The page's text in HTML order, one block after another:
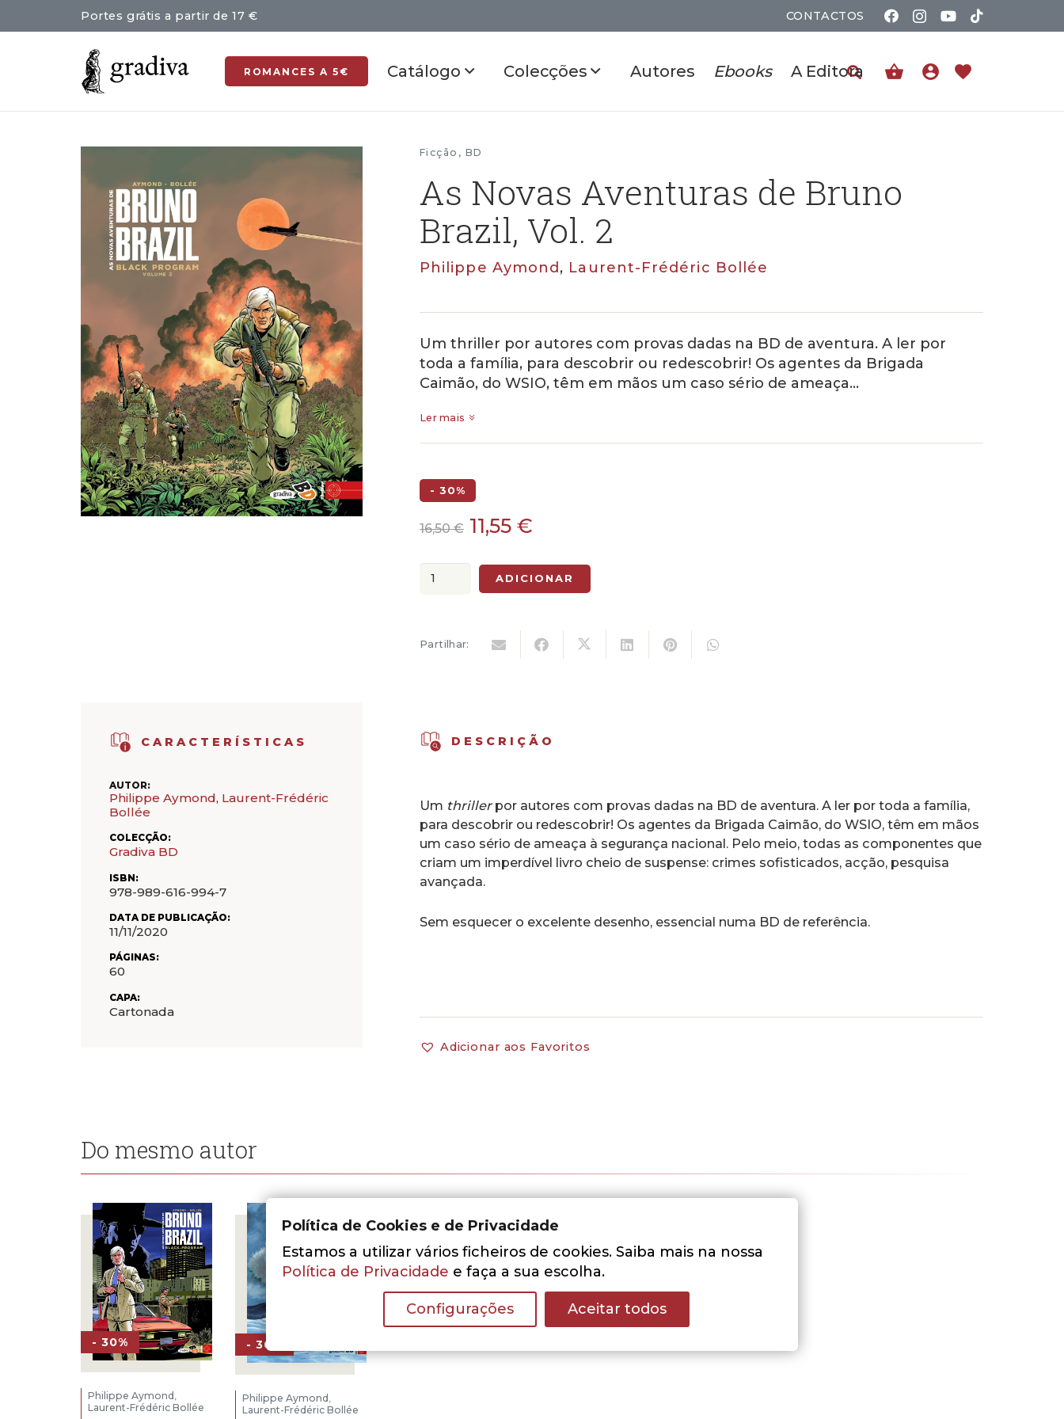
Portes grátis a partir de 17 € CONTACTOS
ROMANCES A 5€ Catálogo Colecções Autores Ebooks A Editora shopping_basket account_circle favorite
Ficção , BD
As Novas Aventuras de Bruno
Brazil, Vol. 2
Philippe Aymond, Laurent-Frédéric Bollée
Um thriller por autores com provas dadas na BD de aventura. A ler por
toda a família, para descobrir ou redescobrir! Os agentes da Brigada
Caimão, do WSIO, têm em mãos um caso sério de ameaça…
Ler mais
- 30%
16,50€ O
original
era:
11,55 €
atual
é:
Quantidade
Aventuras
Vol.
2
ADICIONAR
Partilhar:
CARACTERÍSTICAS
AUTOR:
Philippe Aymond, Laurent-Frédéric
Bollée
COLECÇÃO:
Gradiva BD
ISBN:
978-989-616-994-7
DATA DE PUBLICAÇÃO:
11/11/2020
PÁGINAS:
60
CAPA:
Cartonada
DESCRIÇÃO
Um thrillerpor autores com provas dadas na BD de aventura. A ler por toda a família,
para descobrir ou redescobrir! Os agentes da Brigada Caimão, do WSIO, têm em mãos
um caso sério de ameaça à segurança nacional. Pelo meio, todas as componentes que
criam um imperdível livro cheio de suspense: crimes sofisticados, acção, pesquisa
avançada.
Sem esquecer o excelente desenho, essencial numa BD de referência.
Adicionar aos Favoritos
Do mesmo autor
- 30%
Philippe Aymond,
Laurent-Frédéric Bollée
- 30%
Philippe Aymond ,
Laurent-Frédéric Bollée
Política de Cookies e de Privacidade
Estamos a utilizar vários ficheiros de cookies. Saiba mais na nossa
Política de Privacidade e faça a sua escolha.
Configurações Aceitar todos